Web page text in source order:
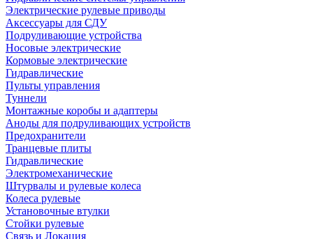
Электрические рулевые приводы
Аксессуары для СДУ
Подруливающие устройства
Носовые электрические
Кормовые электрические
Гидравлические
Пульты управления
Туннели
Монтажные коробы и адаптеры
Аноды для подруливающих устройств
Предохранители
Транцевые плиты
Гидравлические
Электромеханические
Штурвалы и рулевые колеса
Колеса рулевые
Установочные втулки
Стойки рулевые
Связь и Локация